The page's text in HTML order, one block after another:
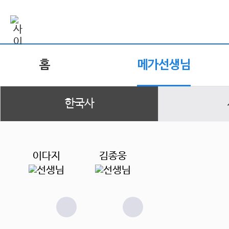
홈 메가선생님
한국사
이다지 김종웅